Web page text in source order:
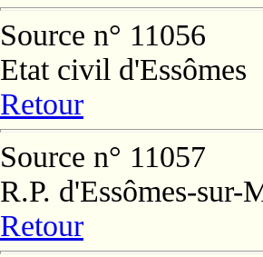
Source n° 11056
Etat civil d'Essômes
Retour
Source n° 11057
R.P. d'Essômes-sur-
Retour